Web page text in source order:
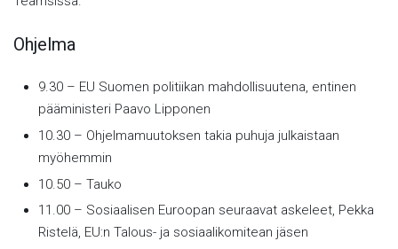
Ohjelma
9.30 – EU Suomen politiikan mahdollisuutena, entinen
pääministeri Paavo Lipponen
10.30 – Ohjelmamuutoksen takia puhuja julkaistaan
myöhemmin
10.50 – Tauko
11.00 – Sosiaalisen Euroopan seuraavat askeleet, Pekka
Ristelä, EU:n Talous- ja sosiaalikomitean jäsen